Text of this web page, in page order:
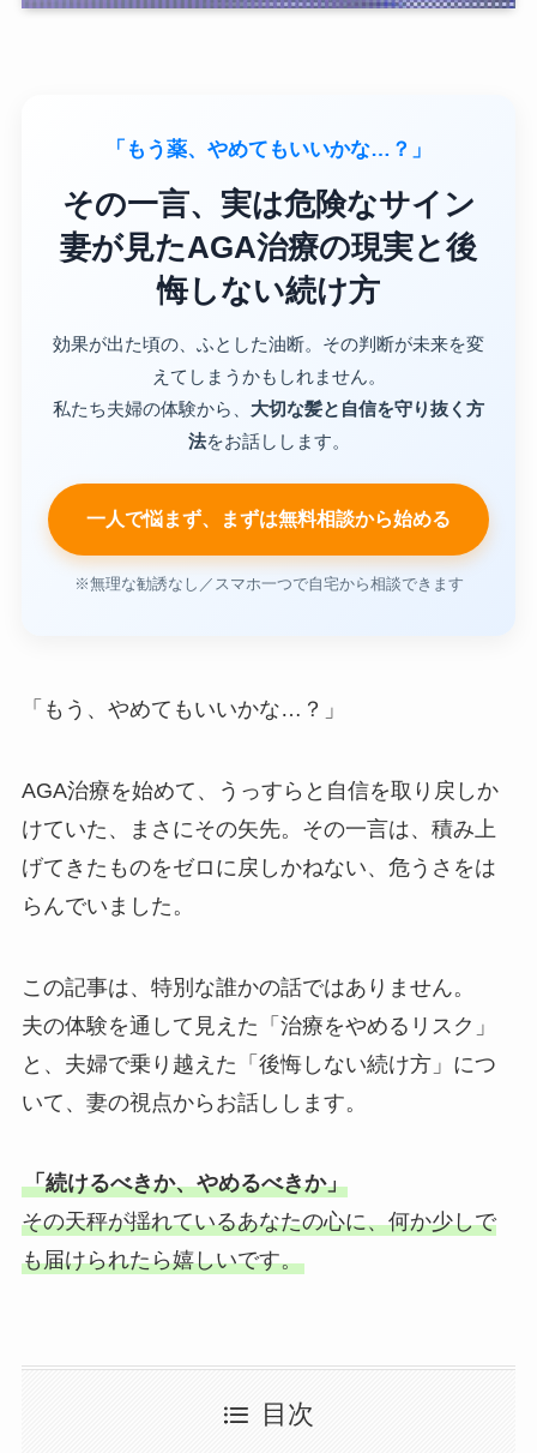
「もう薬、やめてもいいかな…？」
その一言、実は危険なサイン
妻が見たAGA治療の現実と後
悔しない続け方
効果が出た頃の、ふとした油断。その判断が未来を変
えてしまうかもしれません。
私たち夫婦の体験から、 大切な髪と自信を守り抜く方
法をお話しします。
一人で悩まず、まずは無料相談から始める
※無理な勧誘なし／スマホ一つで自宅から相談できます
「もう、やめてもいいかな…？」
AGA治療を始めて、うっすらと自信を取り戻しか
けていた、まさにその矢先。その一言は、積み上
げてきたものをゼロに戻しかねない、危うさをは
らんでいました。
この記事は、特別な誰かの話ではありません。
夫の体験を通して見えた「治療をやめるリスク」
と、夫婦で乗り越えた「後悔しない続け方」につ
いて、妻の視点からお話しします。
「続けるべきか、やめるべきか」
その天秤が揺れているあなたの心に、何か少しで
も届けられたら嬉しいです。
目次